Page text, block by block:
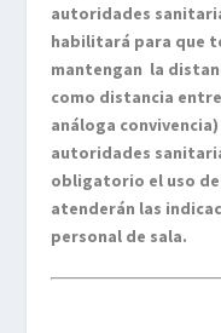
autoridades
habilitará para que
mantengan la
como distancia
análoga
autoridades
obligatorio el uso de
atenderán las
personal de sala.